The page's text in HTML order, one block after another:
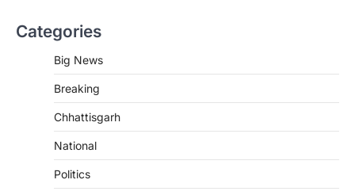
Categories
Big News
Breaking
Chhattisgarh
National
Politics
जशपुर जिले की 5 माह की मासूम…
CG: छिपली की दीदियों का कमाल, बकरी